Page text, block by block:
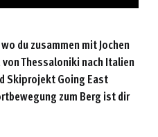
du zusammen mit Jochen
Thessaloniki nach Italien
SkiprojektGoing East
zum Berg ist dir